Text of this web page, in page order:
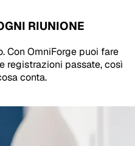
RIUNIONE
Con OmniForge puoi fare
registrazioni passate, così
conta.